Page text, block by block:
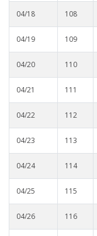
04/18 108
04/19 109
04/20 110
04/21 111
04/22 112
04/23 113
04/24 114
04/25 115
04/26 116